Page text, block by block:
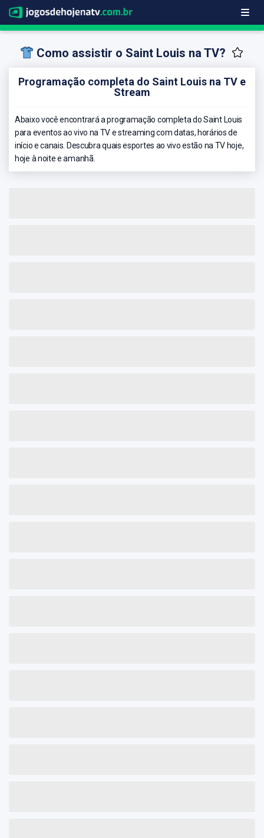
Como assistir o Saint Louis na TV?
Programação completa do Saint Louis na TV e
Stream
Abaixo você encontrará a programação completa do Saint Louis
para eventos ao vivo na TV e streaming com datas, horários de
início e canais. Descubra quais esportes ao vivo estão na TV hoje,
hoje à noite e amanhã.